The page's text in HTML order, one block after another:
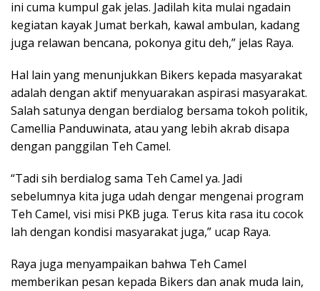
ini cuma kumpul gak jelas. Jadilah kita mulai ngadain
kegiatan kayak Jumat berkah, kawal ambulan, kadang
juga relawan bencana, pokonya gitu deh,” jelas Raya.
Hal lain yang menunjukkan Bikers kepada masyarakat
adalah dengan aktif menyuarakan aspirasi masyarakat.
Salah satunya dengan berdialog bersama tokoh politik,
Camellia Panduwinata, atau yang lebih akrab disapa
dengan panggilan Teh Camel.
“Tadi sih berdialog sama Teh Camel ya. Jadi
sebelumnya kita juga udah dengar mengenai program
Teh Camel, visi misi PKB juga. Terus kita rasa itu cocok
lah dengan kondisi masyarakat juga,” ucap Raya.
Raya juga menyampaikan bahwa Teh Camel
memberikan pesan kepada Bikers dan anak muda lain,